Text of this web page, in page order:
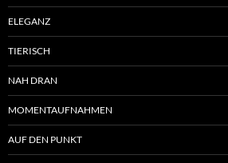
ELEGANZ
TIERISCH
NAH DRAN
MOMENTAUFNAHMEN
AUF DEN PUNKT